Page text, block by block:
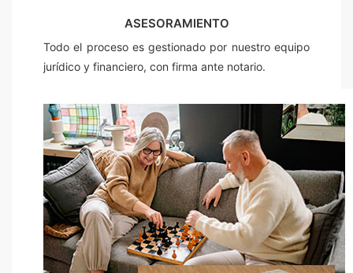
ASESORAMIENTO
Todo el proceso es gestionado por nuestro equipo
jurídico y financiero, con firma ante notario.